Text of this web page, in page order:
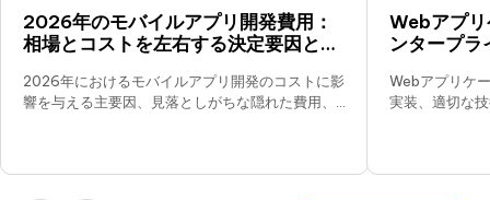
2026年のモバイルアプリ開発費用：
相場とコストを左右する決定要因と
2026年におけるモバイルアプリ開発のコストに影
響を与える主要因、見落としがちな隠れた費用、
Webアプ
ンタープラ
Webアプリケ
実装、適切な